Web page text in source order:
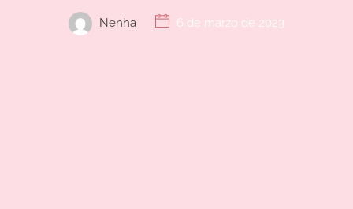
Nenha 6 de marzo de 2023